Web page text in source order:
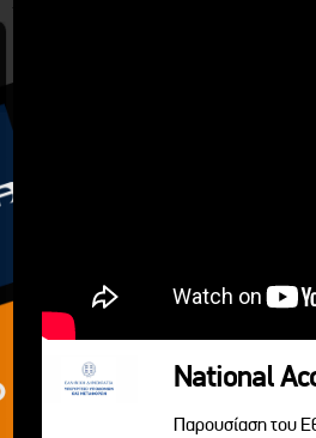
National
Παρουσίαση του